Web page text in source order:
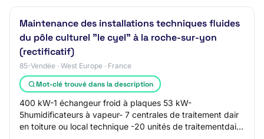
Maintenance des installations techniques fluides
du pôle culturel "le cyel" à la roche-sur-yon
(rectificatif)
85-Vendée · West Europe · France
Mot-clé trouvé dans la description
400 kW-1 échangeur froid à plaques 53 kW-
5humidificateurs à vapeur- 7 centrales de traitement dair
en toiture ou local technique -20 unités de traitementdair